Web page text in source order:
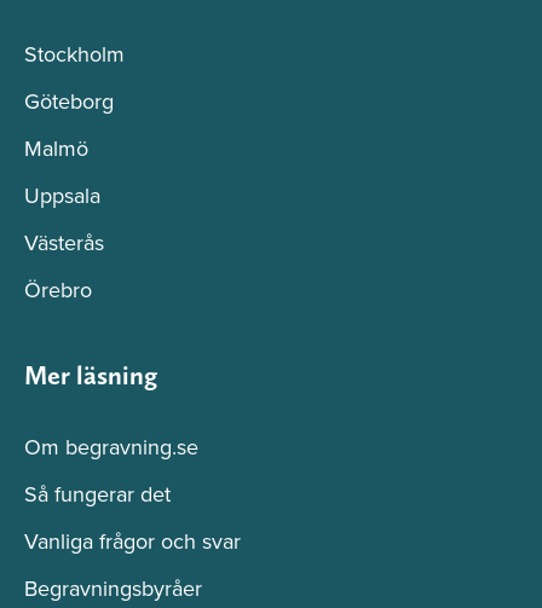
Stockholm
Göteborg
Malmö
Uppsala
Västerås
Örebro
Mer läsning
Om begravning.se
Så fungerar det
Vanliga frågor och svar
Begravningsbyråer